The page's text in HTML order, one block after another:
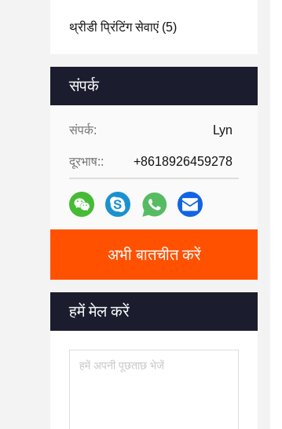
थ्रीडी प्रिंटिंग सेवाएं (5)
संपर्क
संपर्क: Lyn
दूरभाष:: +8618926459278
अभी बातचीत करें
हमें मेल करें